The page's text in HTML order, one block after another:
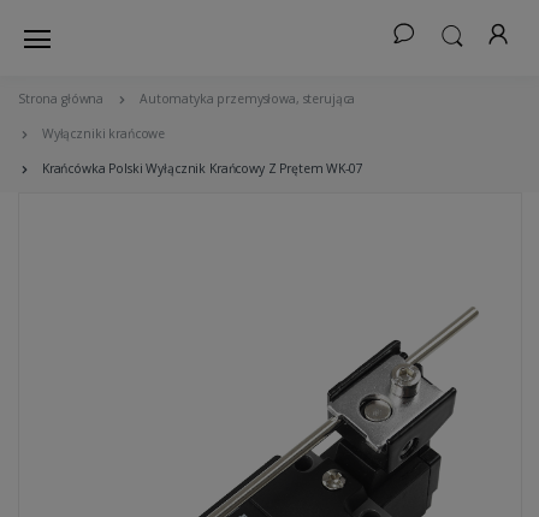
Strona główna Automatyka przemysłowa, sterująca
Wyłączniki krańcowe
Krańcówka Polski Wyłącznik Krańcowy Z Prętem WK-07